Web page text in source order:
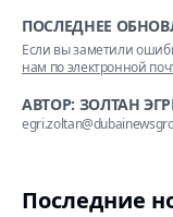
ПОСЛЕДНЕЕ
Если вы заметили
нам по электронной
АВТОР: ЗОЛТАН
Последние